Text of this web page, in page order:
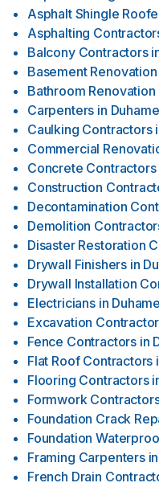
Asphalt Shingle
Asphalting
Balcony Contractors
Basement
Bathroom
Carpenters in
Caulking Contractors
Commercial
Concrete Contractors
Construction
Decontamination
Demolition
Disaster Restoration
Drywall Finishers in
Drywall Installation
Electricians in
Excavation
Fence Contractors in
Flat Roof Contractors
Flooring Contractors
Formwork
Foundation Crack
Foundation
Framing Carpenters in
French Drain